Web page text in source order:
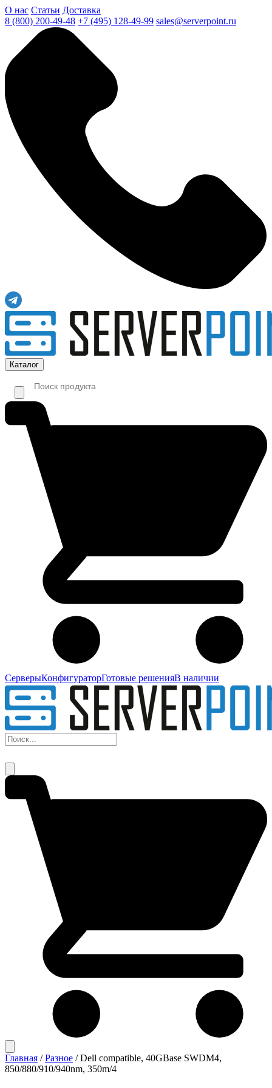
О нас Статьи Доставка
8 (800) 200-49-48 +7 (495) 128-49-99 sales@serverpoint.ru
Каталог
СерверыКонфигураторГотовые решенияВ наличии
Главная / Разное / Dell compatible, 40GBase SWDM4,
850/880/910/940nm, 350m/4